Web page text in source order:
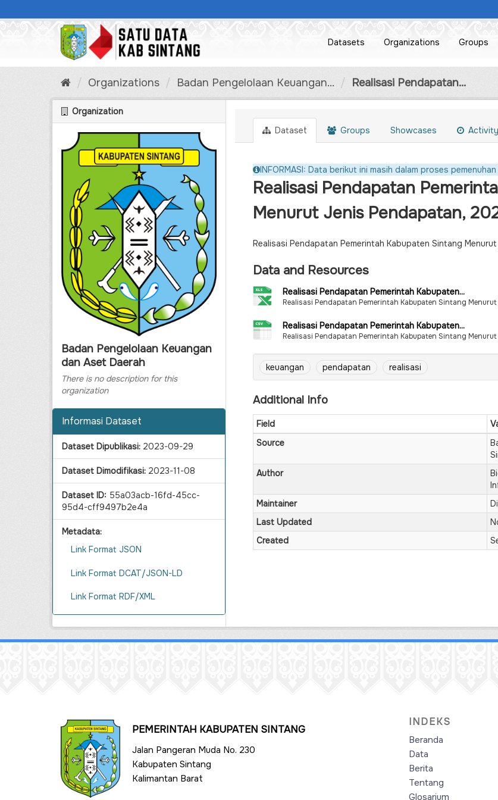
to
Datasets Organizations Groups
Organizations Badan Pengelolaan Keuangan... Realisasi Pendapatan...
Organization
Badan Pengelolaan Keuangan
dan Aset Daerah
There is no description for this
organization
Informasi Dataset
Dataset Dipublikasi: 2023-09-29
Dataset Dimodifikasi: 2023-11-08
Dataset ID: 55a03acb-16fd-45cc-
95d4-cff9497b2e4a
Metadata:
Link Format JSON
Link Format DCAT/JSON-LD
Link Format RDF/XML
Dataset Groups Showcases
INFORMASI: Data berikut ini masih dalam proses pemenuhan
Realisasi Pendapatan
Menurut Jenis Pendapatan,
Realisasi Pendapatan Pemerintah Kabupaten Sintang
Data and Resources
Realisasi Pendapatan Pemerintah Kabupaten...
Realisasi Pendapatan Pemerintah Kabupaten Sintang
Realisasi Pendapatan Pemerintah Kabupaten...
Realisasi Pendapatan Pemerintah Kabupaten Sintang
keuangan pendapatan realisasi
Additional Info
Field
Source
Author
Maintainer
Last Updated
Created
PEMERINTAH KABUPATEN SINTANG
Jalan Pangeran Muda No. 230
Kabupaten Sintang
Kalimantan Barat
INDEKS
Beranda
Data
Berita
Tentang
Glosarium